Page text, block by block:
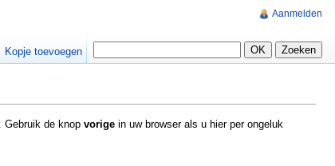
Gebruik de knop vorige in uw browser als u hier per ongeluk
Aanmelden
Kopje toevoegen